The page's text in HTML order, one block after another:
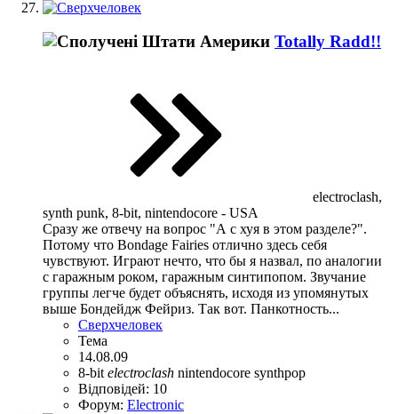
Totally Radd!!
electroclash,
synth punk, 8-bit, nintendocore - USA
Сразу же отвечу на вопрос "А с хуя в этом разделе?".
Потому что Bondage Fairies отлично здесь себя
чувствуют. Играют нечто, что бы я назвал, по аналогии
с гаражным роком, гаражным синтипопом. Звучание
группы легче будет объяснять, исходя из упомянутых
выше Бондейдж Фейриз. Так вот. Панкотность...
Сверхчеловек
Тема
14.08.09
8-bit electroclash nintendocore synthpop
Відповідей: 10
Форум: Electronic